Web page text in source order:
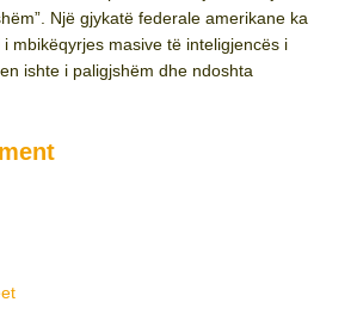
Një gjykatë federale amerikane ka
mbikëqyrjes masive të inteligjencës i
ishte i paligjshëm dhe ndoshta